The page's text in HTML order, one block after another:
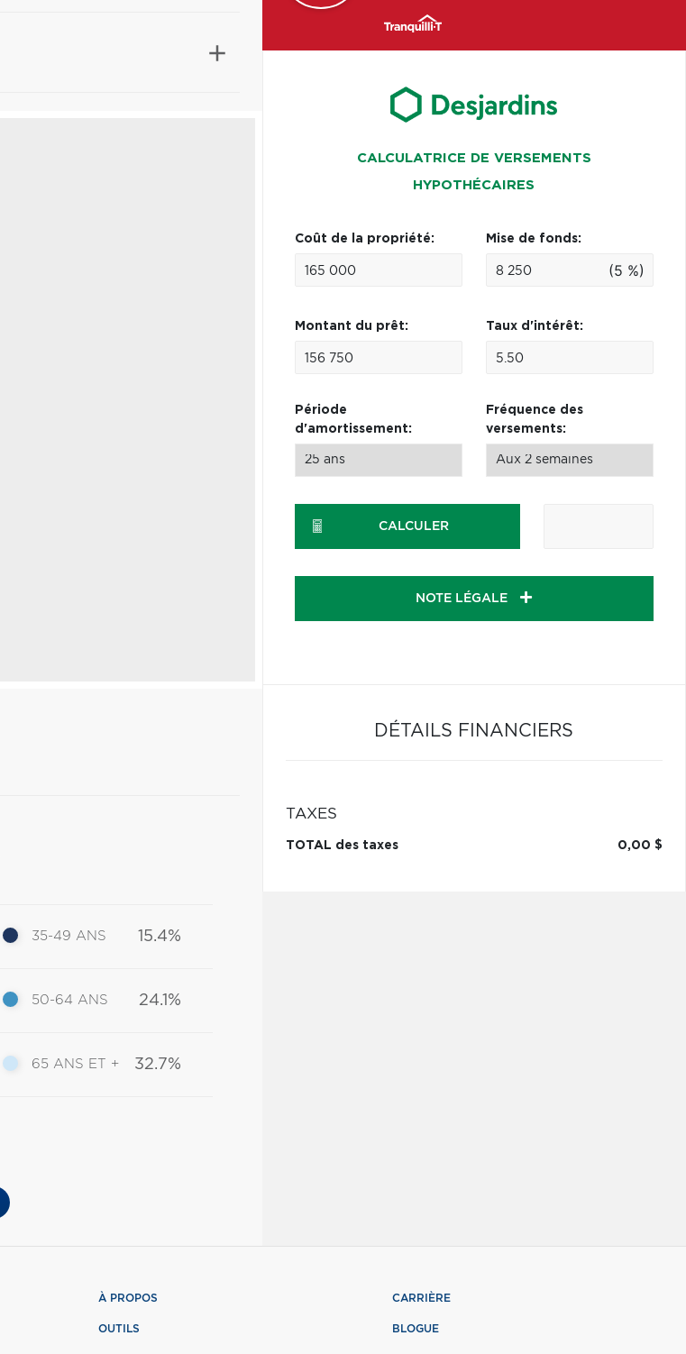
35-49 ANS 15.4%
50-64 ANS 24.1%
65 ANS ET + 32.7%
CALCULATRICE DE VERSEMENTS
HYPOTHÉCAIRES
Coût de la propriété: Mise de fonds:
(5 %)
Montant du prêt: Taux d'intérêt:
Période
d'amortissement:
Fréquence des
versements:
CALCULER
NOTE LÉGALE
DÉTAILS FINANCIERS
TAXES
TOTAL des taxes 0,00 $
À PROPOS
OUTILS
CARRIÈRE
BLOGUE